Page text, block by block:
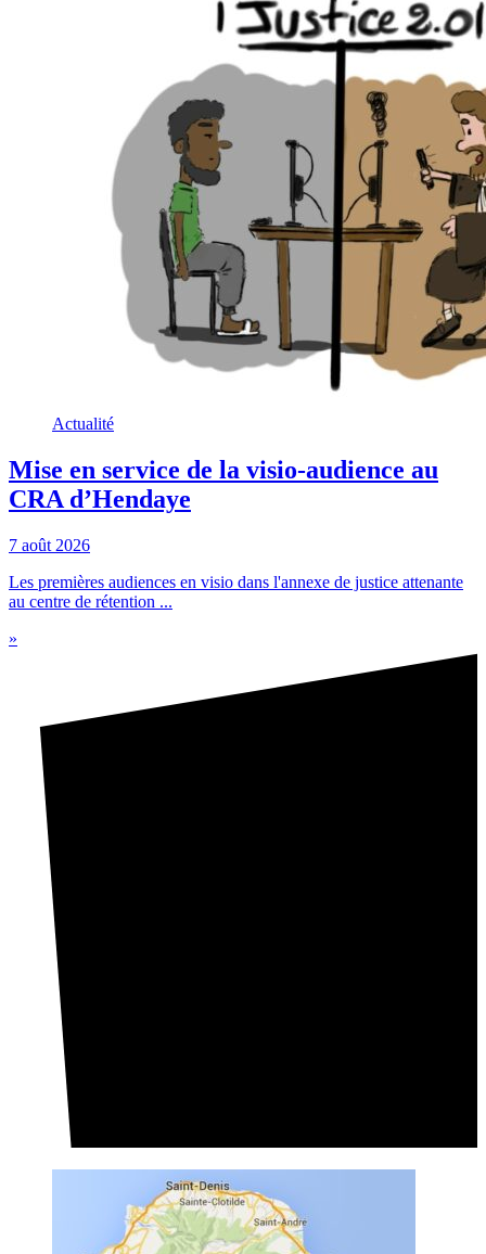
Actualité
Mise en service de la visio-audience au
CRA d’Hendaye
7 août 2026
Les premières audiences en visio dans l'annexe de justice attenante
au centre de rétention ...
»